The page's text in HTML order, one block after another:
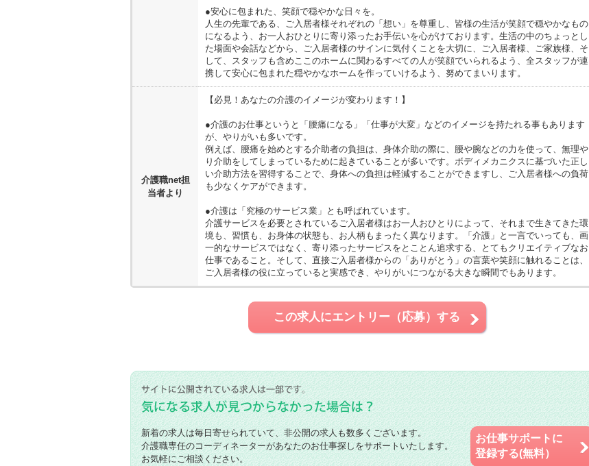
●安心に包まれた、笑顔で穏やかな日々を。
人生の先輩である、ご入居者様それぞれの「想い」を尊重し、皆様の生活が笑顔で穏やかなもの
になるよう、お一人おひとりに寄り添ったお手伝いを心がけております。生活の中のちょっとし
た場面や会話などから、ご入居者様のサインに気付くことを大切に、ご入居者様、ご家族様、そ
して、スタッフも含めここのホームに関わるすべての人が笑顔でいられるよう、全スタッフが連
携して安心に包まれた穏やかなホームを作っていけるよう、努めてまいります。
介護職net担
当者より
【必見！あなたの介護のイメージが変わります！】
●介護のお仕事というと「腰痛になる」「仕事が大変」などのイメージを持たれる事もあります
が、やりがいも多いです。
例えば、腰痛を始めとする介助者の負担は、身体介助の際に、腰や腕などの力を使って、無理や
り介助をしてしまっているために起きていることが多いです。ボディメカニクスに基づいた正し
い介助方法を習得することで、身体への負担は軽減することができますし、ご入居者様への負荷
も少なくケアができます。
●介護は「究極のサービス業」とも呼ばれています。
介護サービスを必要とされているご入居者様はお一人おひとりによって、それまで生きてきた環
境も、習慣も、お身体の状態も、お人柄もまったく異なります。「介護」と一言でいっても、画
一的なサービスではなく、寄り添ったサービスをとことん追求する、とてもクリエイティブなお
仕事であること。そして、直接ご入居者様からの「ありがとう」の言葉や笑顔に触れることは、
ご入居者様の役に立っていると実感でき、やりがいにつながる大きな瞬間でもあります。
この求人にエントリー（応募）する
新着の求人は毎日寄せられていて、非公開の求人も数多くございます。
介護職専任のコーディネーターがあなたのお仕事探しをサポートいたします。
お気軽にご相談ください。
お仕事サポートに
登録する(無料）